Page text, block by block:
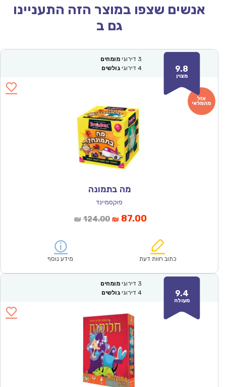
אנשים שצפו במוצר הזה התעניינו
גם ב
9.8
מצוין
3 דירוגי מומחים
4 דירוגי גולשים
מה בתמונה
פוקסמיינד
₪ 124.00המחיר
₪124.00.
₪ 87.00המחיר
הוא:
כתוב חוות דעת מידע נוסף
9.4
מעולה
3 דירוגי מומחים
4 דירוגי גולשים